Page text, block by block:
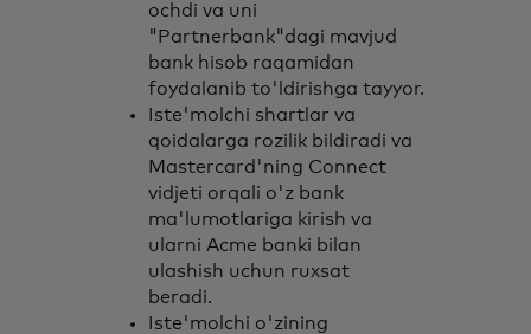
ochdi va uni
"Partnerbank"dagi mavjud
bank hisob raqamidan
foydalanib to'ldirishga tayyor.
Iste'molchi shartlar va
qoidalarga rozilik bildiradi va
Mastercard'ning Connect
vidjeti orqali o'z bank
ma'lumotlariga kirish va
ularni Acme banki bilan
ulashish uchun ruxsat
beradi.
Iste'molchi o'zining